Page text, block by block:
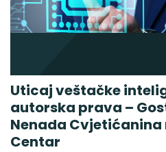
Uticaj veštačke
autorska prava –
Nenada Cvjetićanina
Centar